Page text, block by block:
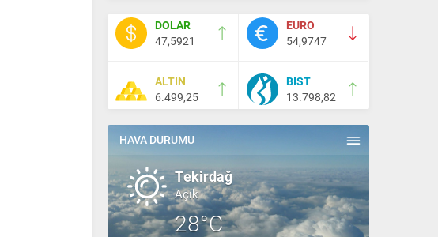
10 Mart 2023 21:36
HAYDİ TEKİRDAĞ MAÇA !!!!
Salih Canikli
5 Kasım 2024 19:54
TEKİRDAĞ İL EMNİYET
MÜDÜRÜMÜZE HAYIRLI OLSUN
ZİYARETİ.
DOLAR
47,5921
EURO
54,9747
ALTIN
6.499,25
BIST
13.798,82
HAVA DURUMU
Tekirdağ
Açık
28°C